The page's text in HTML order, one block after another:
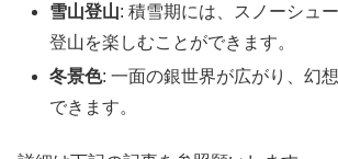
雪山登山: 積雪期には、スノーシュ
登山を楽しむことができます。
冬景色: 一面の銀世界が広がり、幻
できます。